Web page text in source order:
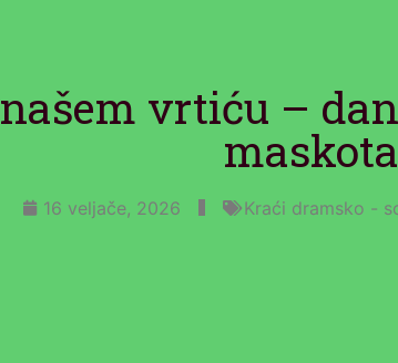
vrtiću –
16 veljače, 2026 Kraći dramsko -